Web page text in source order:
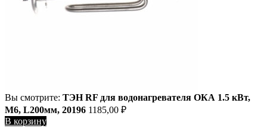
Вы смотрите: ТЭН RF для водонагревателя ОКА 1.5 кВт,
М6, L200мм, 20196 1185,00 ₽
В корзину